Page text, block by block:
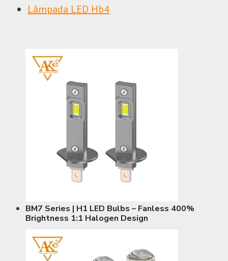
Lâmpada LED Hb4
BM7 Series | H1 LED Bulbs – Fanless 400%
Brightness 1:1 Halogen Design